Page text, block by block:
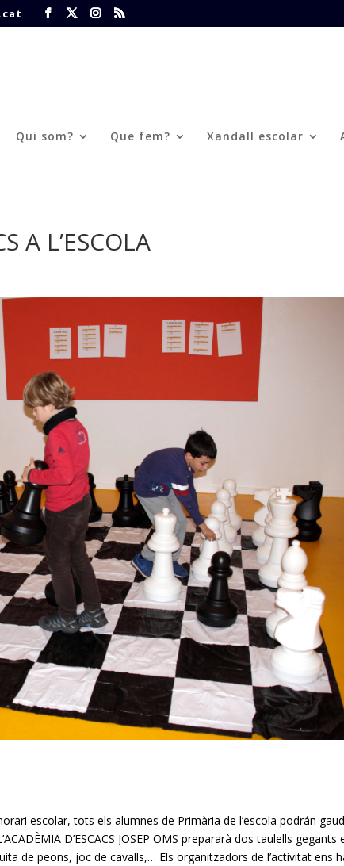
Qui som? Que fem? Xandall escolar
A L’ESCOLA
escolar, tots els alumnes de Primària de l’escola podrán
D’ESCACS JOSEP OMS prepararà dos taulells gegants
de peons, joc de cavalls,… Els organitzadors de l’activitat ens